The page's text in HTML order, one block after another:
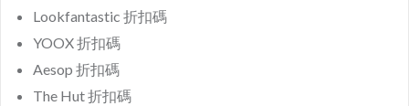
Lookfantastic 折扣碼
YOOX 折扣碼
Aesop 折扣碼
The Hut 折扣碼